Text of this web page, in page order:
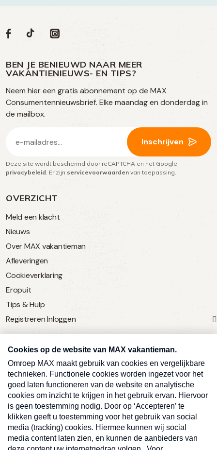
OVERZICHT
Meld een klacht
Nieuws
Over MAX vakantieman
Afleveringen
Cookieverklaring
Eropuit
Tips & Hulp
Registreren Inloggen
SERVICE
Over Omroep MAX
MAX Vandaag
MAX Meldpunt
Pers
Contact
Algemene voorwaarden
Volg
op
social
media
Social
Volg
op
Facebook
Volg
op
TikTok
Volg
op
Instagram
BEN JE BENIEUWD NAAR MEER
VAKANTIENIEUWS- EN TIPS?
Neem hier een gratis abonnement op de MAX
Consumentennieuwsbrief. Elke maandag en donderdag in
de mailbox.
mailadres
(Vereist)
Inschrijven
Deze site wordt beschermd door reCAPTCHA en het Google
privacybeleid . Er zijn servicevoorwaarden van toepassing.